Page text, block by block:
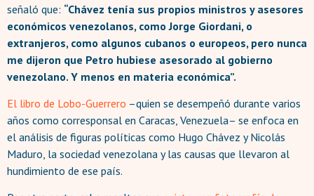
señaló que: “Chávez tenía sus propios ministros y asesores
económicos venezolanos, como Jorge Giordani, o
extranjeros, como algunos cubanos o europeos, pero nunca
me dijeron que Petro hubiese asesorado al gobierno
venezolano. Y menos en materia económica”.
El libro de Lobo-Guerrero –quien se desempeñó durante varios
años como corresponsal en Caracas, Venezuela– se enfoca en
el análisis de figuras políticas como Hugo Chávez y Nicolás
Maduro, la sociedad venezolana y las causas que llevaron al
hundimiento de ese país.